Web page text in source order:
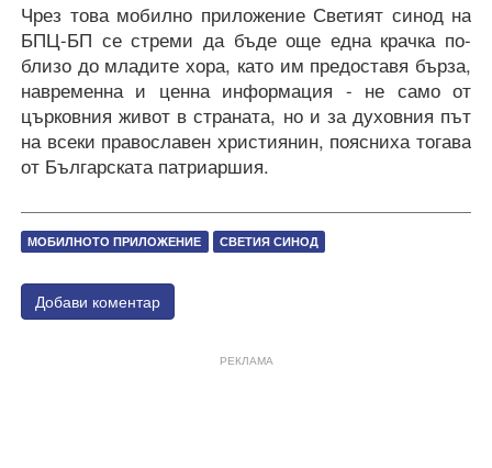
Чрез това мобилно приложение Светият синод на
БПЦ-БП се стреми да бъде още една крачка по-
близо до младите хора, като им предоставя бърза,
навременна и ценна информация - не само от
църковния живот в страната, но и за духовния път
на всеки православен християнин, поясниха тогава
от Българската патриаршия.
МОБИЛНОТО ПРИЛОЖЕНИЕ СВЕТИЯ СИНОД
Добави коментар
РЕКЛАМА